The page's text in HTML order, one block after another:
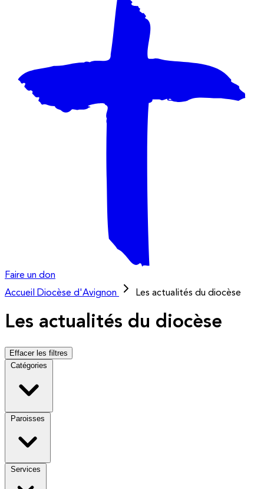
Faire un don
Accueil
Diocèse d'Avignon Les actualités du diocèse
Les actualités du diocèse
Effacer les filtres
Catégories
Paroisses
Services